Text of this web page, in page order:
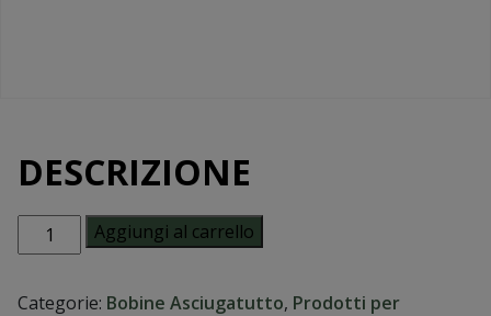
DESCRIZIONE
Rotoloni
asciugatutto
Aggiungi al carrello
Categorie: Bobine Asciugatutto, Prodotti per